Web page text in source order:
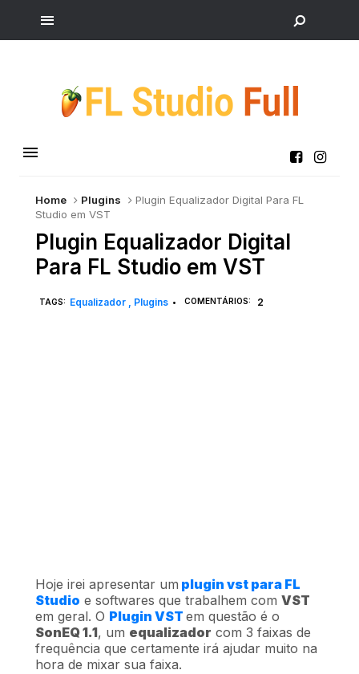
Home Plugins
Plugin Equalizador Digital Para FL
Studio em VST
Plugin Equalizador Digital
Para FL Studio em VST
TAGS: Equalizador Plugins • COMENTÁRIOS: 2
Hoje irei apresentar um plugin vst para FL
Studio e softwares que trabalhem com VST
em geral. O Plugin VST em questão é o
SonEQ 1.1, um equalizador com 3 faixas de
frequência que certamente irá ajudar muito na
hora de mixar sua faixa.